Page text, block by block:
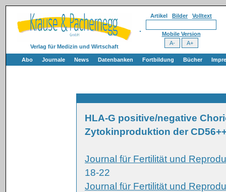
Verlag für Medizin und Wirtschaft
Artikel Bilder Volltext
Mobile Version
Abo Journale News Datenbanken Fortbildung Bücher
HLA-G positive/negative
Zytokinproduktion der
Journal für Fertilität und
18-22
Journal für Fertilität und